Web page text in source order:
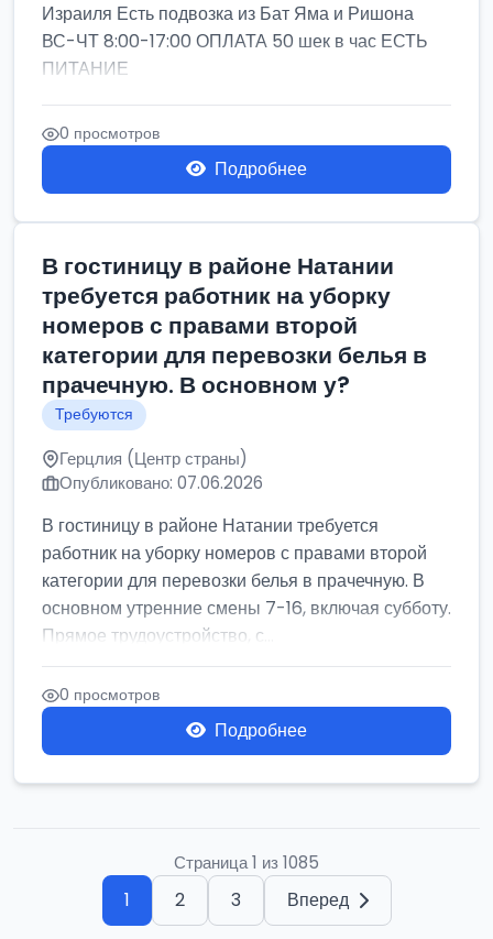
Израиля Есть подвозка из Бат Яма и Ришона
ВС-ЧТ 8:00-17:00 ОПЛАТА 50 шек в час ЕСТЬ
ПИТАНИЕ
0 просмотров
Подробнее
В гостиницу в районе Натании
требуется работник на уборку
номеров с правами второй
категории для перевозки белья в
прачечную. В основном у?
Требуются
Герцлия (Центр страны)
Опубликовано: 07.06.2026
В гостиницу в районе Натании требуется
работник на уборку номеров с правами второй
категории для перевозки белья в прачечную. В
основном утренние смены 7-16, включая субботу.
Прямое трудоустройство, с...
0 просмотров
Подробнее
Страница 1 из 1085
1 2 3 Вперед